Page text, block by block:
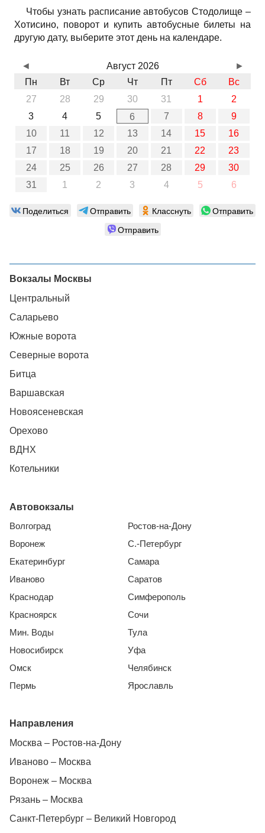
Чтобы узнать расписание автобусов Стодолище –
Хотисино, поворот и купить автобусные билеты на
другую дату, выберите этот день на календаре.
Август 2026
Пн
Вт Ср Чт Пт Сб
Вс
27
28 29 30 31 1
2
3
4 5 6 7 8
9
10
11 12 13 14 15
16
17
18 19 20 21 22
23
24
25 26 27 28 29
30
31
1 2 3 4 5 6
◄ ►
Поделиться Отправить Класснуть
Отправить
Отправить
Вокзалы Москвы
Центральный
Саларьево
Южные ворота
Северные ворота
Битца
Варшавская
Новоясеневская
Орехово
ВДНХ
Котельники
Автовокзалы
Волгоград
Воронеж
Екатеринбург
Иваново
Краснодар
Красноярск
Мин. Воды
Новосибирск
Омск
Пермь
Ростов-на-Дону
С.-Петербург
Самара
Саратов
Симферополь
Сочи
Тула
Уфа
Челябинск
Ярославль
Направления
Москва – Ростов-на-Дону
Иваново – Москва
Воронеж – Москва
Рязань – Москва
Санкт-Петербург – Великий Новгород